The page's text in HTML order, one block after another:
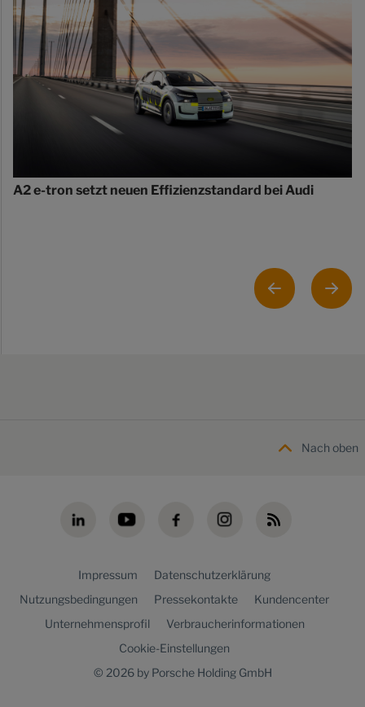
A2 e-tron setzt neuen Effizienzstandard bei Audi
Nach oben
Impressum
Datenschutzerklärung
Nutzungsbedingungen
Pressekontakte
Kundencenter
Unternehmensprofil
Verbraucherinformationen
Cookie-Einstellungen
© 2026 by Porsche Holding GmbH